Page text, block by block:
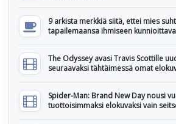
9 arkista merkkiä siitä, ettei mies
tapailemaansa ihmiseen
The Odyssey avasi Travis Scottille
seuraavaksi tähtäimessä omat
Spider-Man: Brand New Day nousi
tuottoisimmaksi elokuvaksi vain